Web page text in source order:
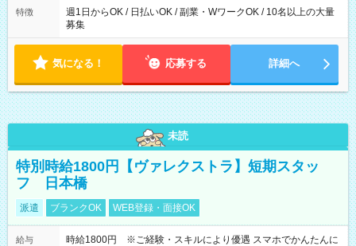
特徴
週1日からOK / 日払いOK / 副業・WワークOK / 10名以上の大量
募集
気になる！ 応募する 詳細へ
未読
特別時給1800円【ヴァレクストラ】短期スタッ
フ 日本橋
派遣 ブランクOK WEB登録・面接OK
給与
時給1800円 ※ご経験・スキルにより優遇 スマホでかんたんに